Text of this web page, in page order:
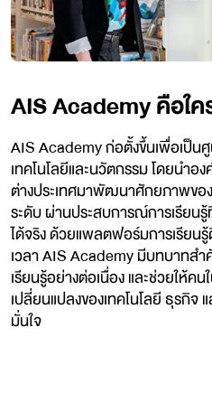
AIS Academy คือใค
AIS Academy ก่อตั้งขึ้นเพื่อเป็น
เทคโนโลยีและนวัตกรรม โดยนำอ
ต่างประเทศมาพัฒนาศักยภาพขอ
ระดับ ผ่านประสบการณ์การเรียน
ได้จริง ด้วยแพลตฟอร์มการเรียน
เวลา AIS Academy มีบทบาทส
เรียนรู้อย่างต่อเนื่อง และช่วยให้
เปลี่ยนแปลงของเทคโนโลยี ธุรกิจ
มั่นใจ